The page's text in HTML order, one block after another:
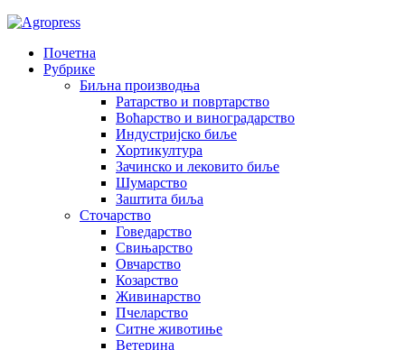
Почетна
Рубрике
Биљна производња
Ратарство и повртарство
Воћарство и виноградарство
Индустријско биље
Хортикултура
Зачинско и лековито биље
Шумарство
Заштита биља
Сточарство
Говедарство
Свињарство
Овчарство
Козарство
Живинарство
Пчеларство
Ситне животиње
Ветерина